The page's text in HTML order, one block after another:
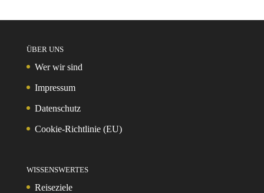
ÜBER UNS
Wer wir sind
Impressum
Datenschutz
Cookie-Richtlinie (EU)
WISSENSWERTES
Reiseziele